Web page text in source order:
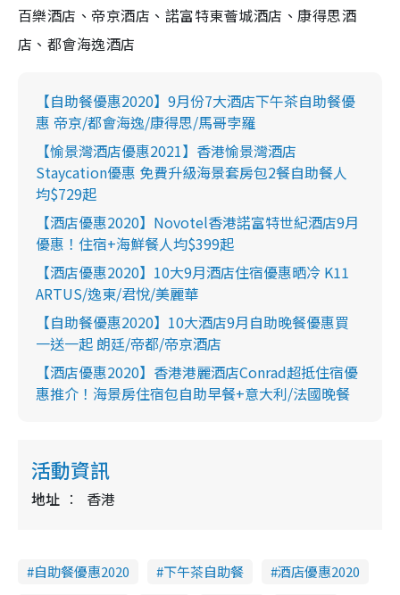
百樂酒店、帝京酒店、諾富特東薈城酒店、康得思酒
店、都會海逸酒店
【自助餐優惠2020】9月份7大酒店下午茶自助餐優
惠 帝京/都會海逸/康得思/馬哥孛羅
【愉景灣酒店優惠2021】香港愉景灣酒店
Staycation優惠 免費升級海景套房包2餐自助餐人
均$729起
【酒店優惠2020】Novotel香港諾富特世紀酒店9月
優惠！住宿+海鮮餐人均$399起
【酒店優惠2020】10大9月酒店住宿優惠晒冷 K11
ARTUS/逸東/君悅/美麗華
【自助餐優惠2020】10大酒店9月自助晚餐優惠買
一送一起 朗廷/帝都/帝京酒店
【酒店優惠2020】香港港麗酒店Conrad超抵住宿優
惠推介！海景房住宿包自助早餐+意大利/法國晚餐
活動資訊
地址 香港
自助餐優惠2020 下午茶自助餐
酒店優惠2020